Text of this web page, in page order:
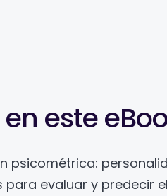
en este
psicométrica:
evaluar y predecir